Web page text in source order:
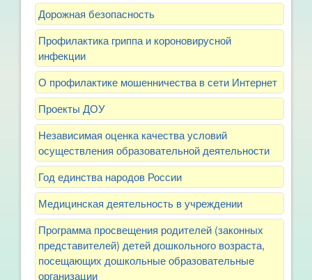
Дорожная безопасность
Профилактика гриппа и короновирусной
инфекции
О профилактике мошенничества в сети Интернет
Проекты ДОУ
Независимая оценка качества условий
осуществления образовательной деятельности
Год единства народов России
Медицинская деятельность в учреждении
Программа просвещения родителей (законных
представителей) детей дошкольного возраста,
посещающих дошкольные образовательные
организации